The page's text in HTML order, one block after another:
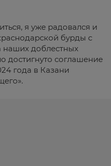
я уже радовался и
бурды с
наших доблестных
соглашение
года в Казани